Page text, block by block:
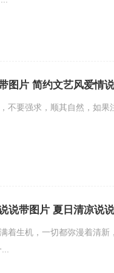
图片 简约文艺风爱情
不要强求，顺其自然，如
说带图片 夏日清凉说
着生机，一切都弥漫着清